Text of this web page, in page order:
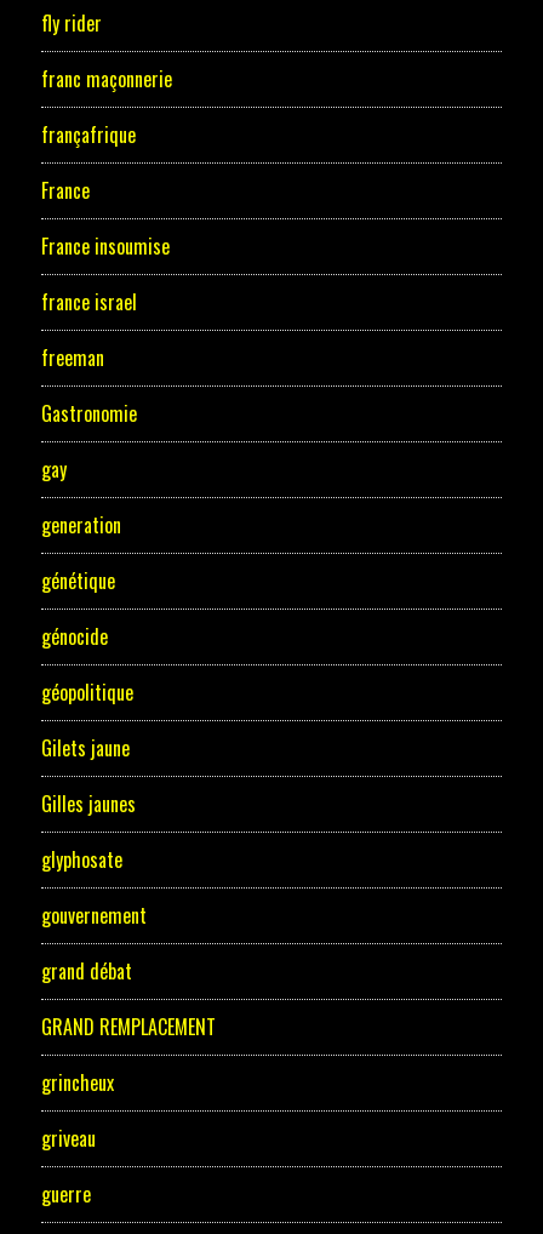
fly rider
franc maçonnerie
françafrique
France
France insoumise
france israel
freeman
Gastronomie
gay
generation
génétique
génocide
géopolitique
Gilets jaune
Gilles jaunes
glyphosate
gouvernement
grand débat
GRAND REMPLACEMENT
grincheux
griveau
guerre